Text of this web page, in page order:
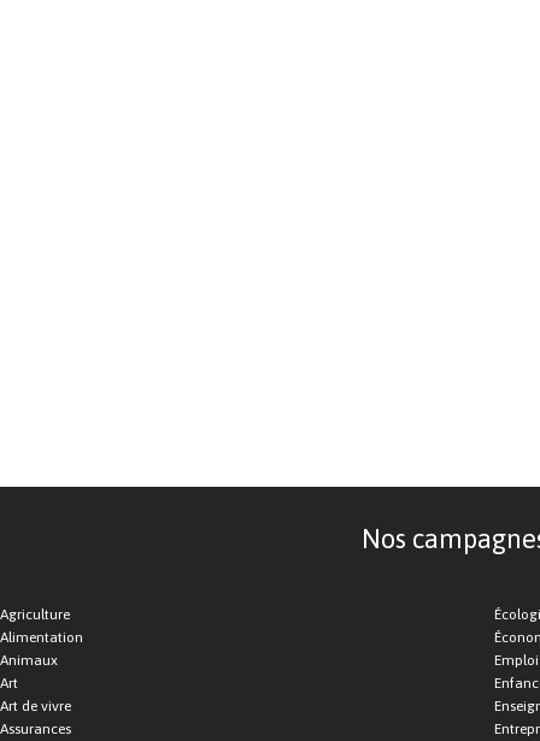
Nos
Agriculture
Alimentation
Animaux
Art
Art de vivre
Assurances
Emploi